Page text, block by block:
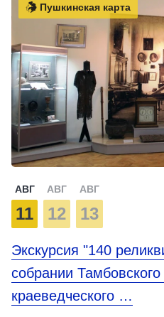
Пушкинская карта
АВГ
11
АВГ
12
АВГ
13
Экскурсия "140
собрании Тамбовского
краеведческого …